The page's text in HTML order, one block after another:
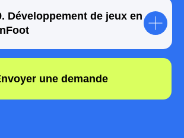
Développement de jeux en
– l’une
ayant
au